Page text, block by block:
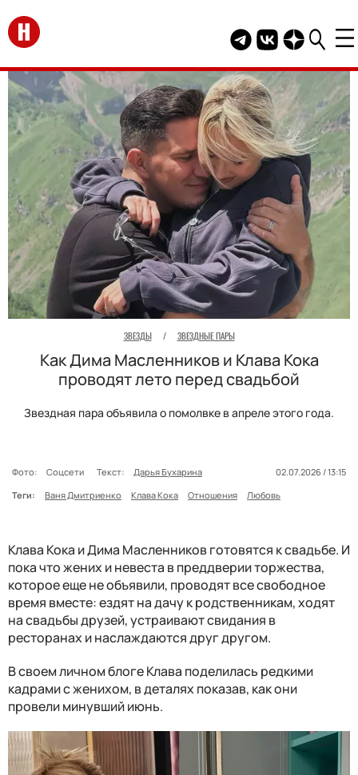
Перейти на главную
Telegram канал
Группа HELLO
Канал
ЗВЕЗДЫ / ЗВЕЗДНЫЕ ПАРЫ
Как Дима Масленников и Клава Кока
проводят лето перед свадьбой
Звездная пара объявила о помолвке в апреле этого года.
Фото: Соцсети Текст: Дарья Бухарина
02.07.2026 / 13:15
Теги:
Ваня Дмитриенко Клава Кока Отношения Любовь
Клава Кока и Дима Масленников готовятся к свадьбе. И
пока что жених и невеста в преддверии торжества,
которое еще не объявили, проводят все свободное
время вместе: ездят на дачу к родственникам, ходят
на свадьбы друзей, устраивают свидания в
ресторанах и наслаждаются друг другом.
В своем личном блоге Клава поделилась редкими
кадрами с женихом, в деталях показав, как они
провели минувший июнь.